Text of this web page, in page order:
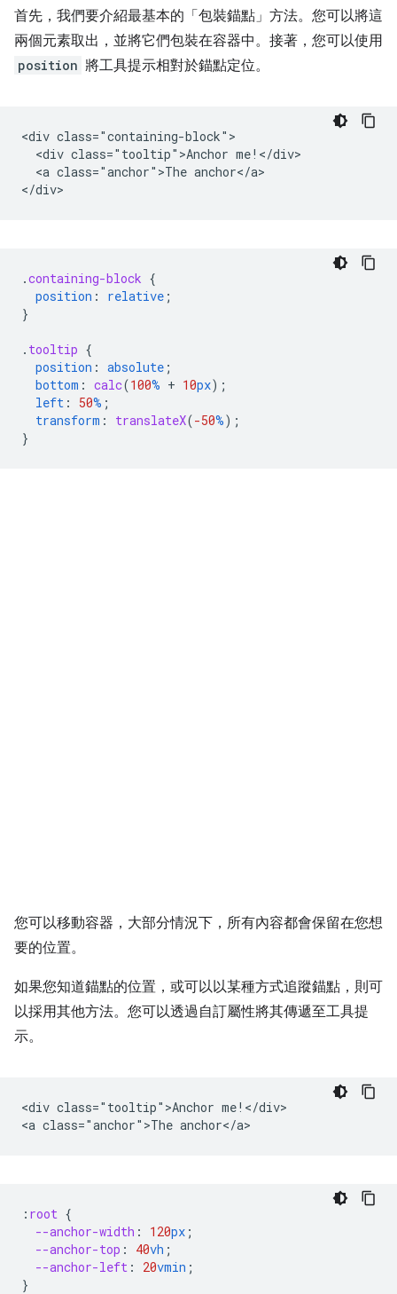
首先，我們要介紹最基本的「包裝錨點」方法。您可以將這
兩個元素取出，並將它們包裝在容器中。接著，您可以使用
position 將工具提示相對於錨點定位。
<div class="containing-block">
  <div class="tooltip">Anchor me!</div>
  <a class="anchor">The anchor</a>
.containing-block {
position : relative ;
}
. tooltip {
position : absolute ;
bottom : calc(100% + 10px);
left : 50% ;
transform : translateX(-50%);
}
您可以移動容器，大部分情況下，所有內容都會保留在您想
要的位置。
如果您知道錨點的位置，或可以以某種方式追蹤錨點，則可
以採用其他方法。您可以透過自訂屬性將其傳遞至工具提
示。
<div class="tooltip">Anchor me!</div>
: root {
--anchor-width : 120px ;
--anchor-top : 40vh ;
--anchor-left : 20vmin ;
}